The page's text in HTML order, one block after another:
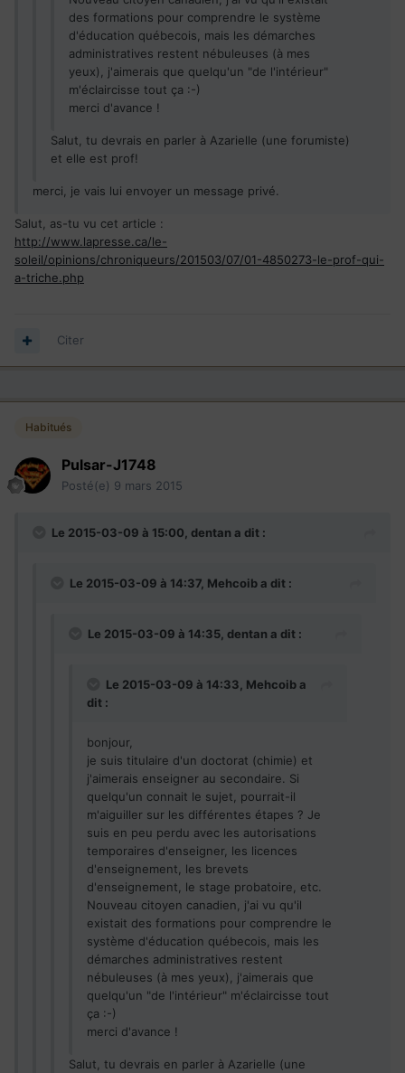
des formations pour comprendre le système
d'éducation québecois, mais les démarches
administratives restent nébuleuses (à mes
yeux), j'aimerais que quelqu'un "de l'intérieur"
m'éclaircisse tout ça :-)
merci d'avance !
Salut, tu devrais en parler à Azarielle (une forumiste)
et elle est prof!
merci, je vais lui envoyer un message privé.
Salut, as-tu vu cet article :
http://www.lapresse.ca/le-
soleil/opinions/chroniqueurs/201503/07/01-4850273-le-prof-qui-
a-triche.php
Citer
Habitués
Pulsar-J1748
Posté(e) 9 mars 2015
Le 2015-03-09 à 15:00, dentan a dit :
Le 2015-03-09 à 14:37, Mehcoib a dit :
Le 2015-03-09 à 14:35, dentan a dit :
Le 2015-03-09 à 14:33, Mehcoib a
dit :
bonjour,
je suis titulaire d'un doctorat (chimie) et
j'aimerais enseigner au secondaire. Si
quelqu'un connait le sujet, pourrait-il
m'aiguiller sur les différentes étapes ? Je
suis en peu perdu avec les autorisations
temporaires d'enseigner, les licences
d'enseignement, les brevets
d'enseignement, le stage probatoire, etc.
Nouveau citoyen canadien, j'ai vu qu'il
existait des formations pour comprendre le
système d'éducation québecois, mais les
démarches administratives restent
nébuleuses (à mes yeux), j'aimerais que
quelqu'un "de l'intérieur" m'éclaircisse tout
ça :-)
merci d'avance !
Salut, tu devrais en parler à Azarielle (une